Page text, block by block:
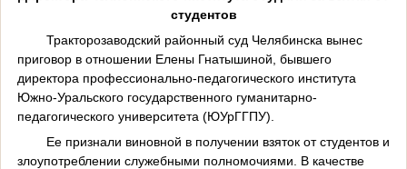
студентов
Тракторозаводский районный суд Челябинска вынес
приговор в отношении Елены Гнатышиной, бывшего
директора профессионально-педагогического института
Южно-Уральского государственного гуманитарно-
педагогического университета (ЮУрГГПУ).
Ее признали виновной в получении взяток от студентов и
злоупотреблении служебными полномочиями. В качестве